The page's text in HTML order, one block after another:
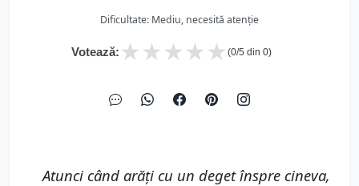
Dificultate: Mediu, necesită atenție
Votează: ★
★
★
★
★ (0/5 din 0)
Atunci când arăți cu un deget înspre cineva,